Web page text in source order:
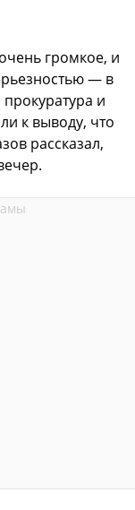
громкое, и
— в
и
к выводу, что
рассказал,